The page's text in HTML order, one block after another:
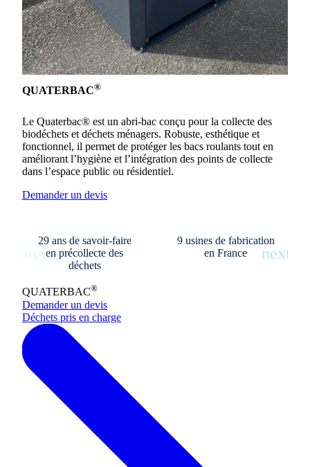
QUATERBAC®
Le Quaterbac® est un abri-bac conçu pour la collecte des
biodéchets et déchets ménagers. Robuste, esthétique et
fonctionnel, il permet de protéger les bacs roulants tout en
améliorant l’hygiène et l’intégration des points de collecte
dans l’espace public ou résidentiel.
Demander un devis
29 ans de savoir-faire
en précollecte des
déchets
9 usines de fabrication
en France
QUATERBAC®
Demander un devis
Déchets pris en charge